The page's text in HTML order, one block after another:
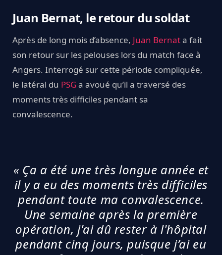
Juan Bernat, le retour du soldat
Après de long mois d’absence, Juan Bernata fait
son retour sur les pelouses lors du match face à
Angers. Interrogé sur cette période compliquée,
le latéral du PSGa avoué qu’il a traversé des
moments très difficiles pendant sa
convalescence.
« Ça a été une très longue année et
il y a eu des moments très difficiles
pendant toute ma convalescence.
Une semaine après la première
opération, j'ai dû rester à l'hôpital
pendant cinq jours, puisque j’ai eu